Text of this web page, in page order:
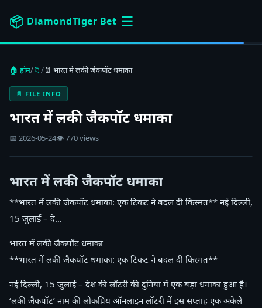
📦 DiamondTiger Bet ☰
🏠 होम/📁/📄 भारत में लकी जैकपॉट धमाका
📄 FILE INFO
भारत में लकी जैकपॉट धमाका
📅 2026-05-24👁 770 views
भारत में लकी जैकपॉट धमाका
**भारत में लकी जैकपॉट धमाका: एक टिकट ने बदल दी किस्मत** नई दिल्ली,
15 जुलाई – दे…
भारत में लकी जैकपॉट धमाका
**भारत में लकी जैकपॉट धमाका: एक टिकट ने बदल दी किस्मत**
नई दिल्ली, 15 जुलाई – देश की लॉटरी की दुनिया में एक बड़ा धमाका हुआ है।
‘लकी जैकपॉट’ नाम की लोकप्रिय ऑनलाइन लॉटरी में इस सप्ताह एक अकेले